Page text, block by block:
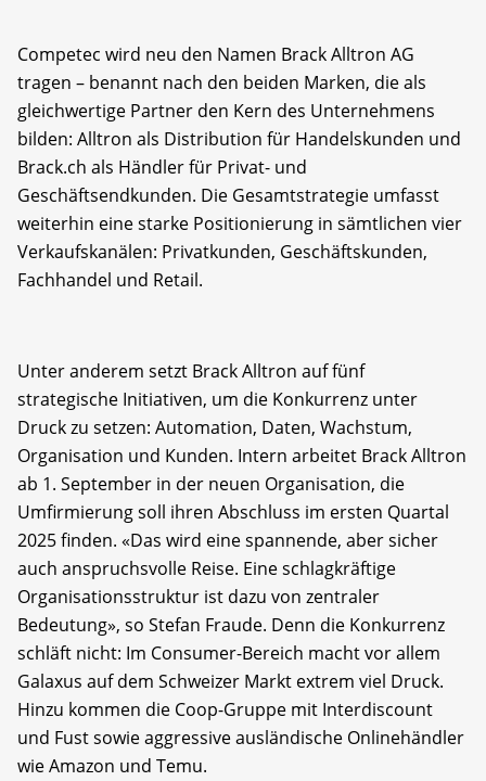
Competec wird neu den Namen Brack Alltron AG
tragen – benannt nach den beiden Marken, die als
gleichwertige Partner den Kern des Unternehmens
bilden: Alltron als Distribution für Handelskunden und
Brack.ch als Händler für Privat- und
Geschäftsendkunden. Die Gesamtstrategie umfasst
weiterhin eine starke Positionierung in sämtlichen vier
Verkaufskanälen: Privatkunden, Geschäftskunden,
Fachhandel und Retail.
Unter anderem setzt Brack Alltron auf fünf
strategische Initiativen, um die Konkurrenz unter
Druck zu setzen: Automation, Daten, Wachstum,
Organisation und Kunden. Intern arbeitet Brack Alltron
ab 1. September in der neuen Organisation, die
Umfirmierung soll ihren Abschluss im ersten Quartal
2025 finden. «Das wird eine spannende, aber sicher
auch anspruchsvolle Reise. Eine schlagkräftige
Organisationsstruktur ist dazu von zentraler
Bedeutung», so Stefan Fraude. Denn die Konkurrenz
schläft nicht: Im Consumer-Bereich macht vor allem
Galaxus auf dem Schweizer Markt extrem viel Druck.
Hinzu kommen die Coop-Gruppe mit Interdiscount
und Fust sowie aggressive ausländische Onlinehändler
wie Amazon und Temu.